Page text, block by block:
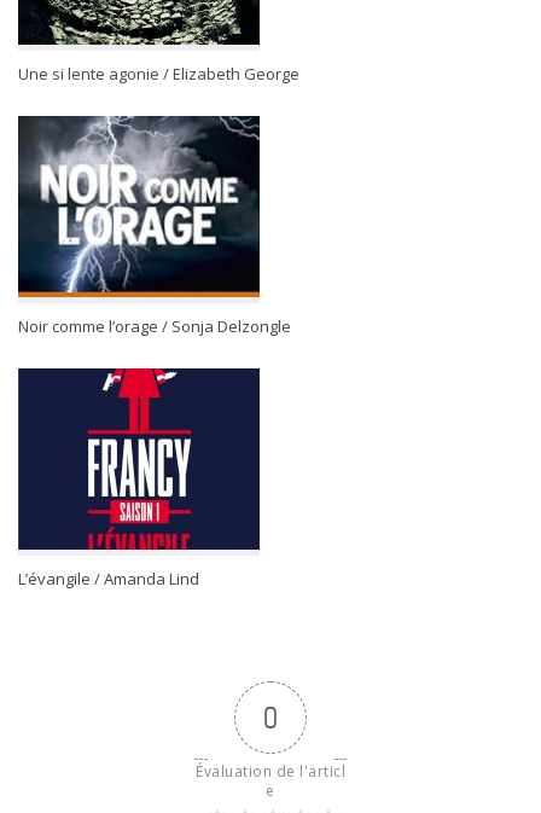
Une si lente agonie / Elizabeth George
Noir comme l’orage / Sonja Delzongle
L’évangile / Amanda Lind
0
Évaluation de l'articl
e